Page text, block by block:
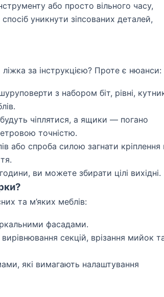
або просто вільного часу,
уникнути зіпсованих деталей,
за інструкцією? Проте є нюанси:
з набором біт, рівні,
чіплятися, а ящики — погано
точністю.
або спроба силою загнати кріплення
ви можете збирати цілі вихідні.
та м’яких меблів:
фасадами.
секцій, врізання мийок
які вимагають налаштування